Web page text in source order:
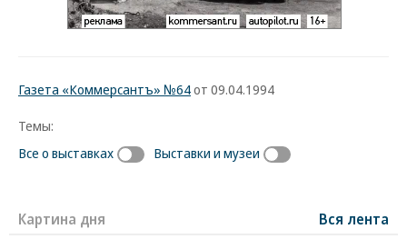
Газета «Коммерсантъ» №64от 09.04.1994
Темы:
Все о выставках
Выставки и музеи
Картина дня Вся лента